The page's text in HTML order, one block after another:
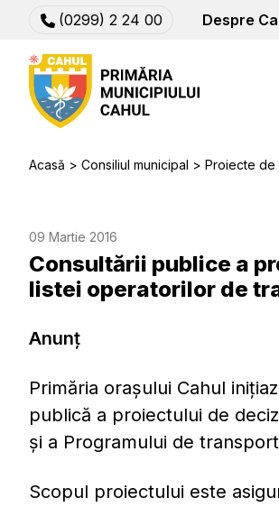
(0299) 2 24 00 Despre
Acasă Consiliul municipal Proiecte de
09 Martie 2016
Consultării publice a
listei operatorilor de
Anunț
Primăria orașului Cahul
publică a proiectului de
și a Programului de
Scopul proiectului este